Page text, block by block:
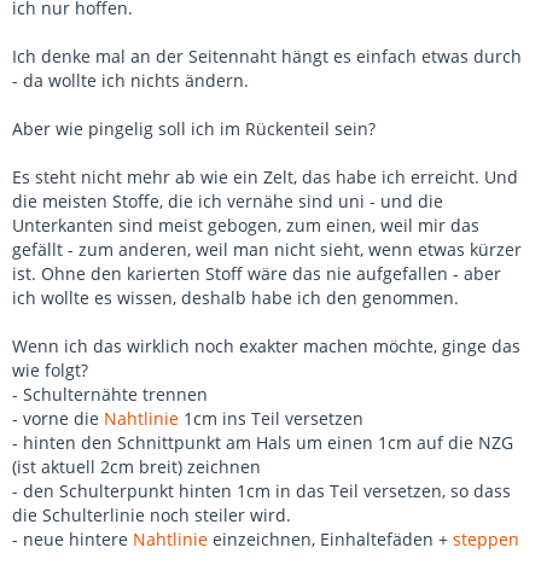
ich nur hoffen.
Ich denke mal an der Seitennaht hängt es einfach etwas durch
- da wollte ich nichts ändern.
Aber wie pingelig soll ich im Rückenteil sein?
Es steht nicht mehr ab wie ein Zelt, das habe ich erreicht. Und
die meisten Stoffe, die ich vernähe sind uni - und die
Unterkanten sind meist gebogen, zum einen, weil mir das
gefällt - zum anderen, weil man nicht sieht, wenn etwas kürzer
ist. Ohne den karierten Stoff wäre das nie aufgefallen - aber
ich wollte es wissen, deshalb habe ich den genommen.
Wenn ich das wirklich noch exakter machen möchte, ginge das
wie folgt?
- Schulternähte trennen
- vorne die Nahtlinie 1cm ins Teil versetzen
- hinten den Schnittpunkt am Hals um einen 1cm auf die NZG
(ist aktuell 2cm breit) zeichnen
- den Schulterpunkt hinten 1cm in das Teil versetzen, so dass
die Schulterlinie noch steiler wird.
- neue hintere Nahtlinie einzeichnen, Einhaltefäden + steppen